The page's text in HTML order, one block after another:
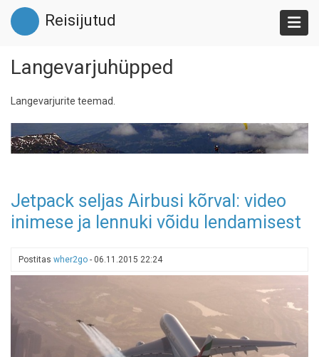
Liigu
edasi
põhisisu
Reisijutud
Langevarjuhüpped
Langevarjurite teemad.
Jetpack seljas Airbusi kõrval: video
inimese ja lennuki võidu lendamisest
Postitas wher2go - 06.11.2015 22:24